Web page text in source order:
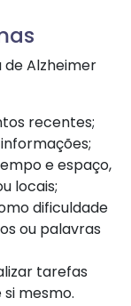
de Alzheimer
recentes;
e espaço,
locais;
dificuldade
ou palavras
tarefas
mesmo.